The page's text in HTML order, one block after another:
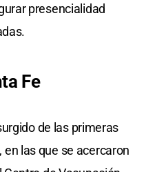
presencialidad
Fe
de las primeras
las que se acercaron